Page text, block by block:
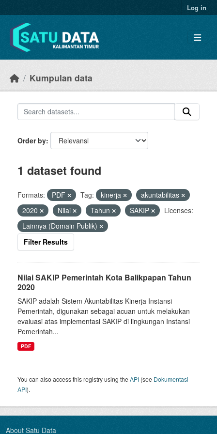
Log in
Kumpulan data
Order by
1 dataset found
Formats: PDF Tag: kinerja
akuntabilitas
2020
Nilai Tahun SAKIP
Licenses:
Lainnya (Domain Publik)
Filter Results
Nilai SAKIP Pemerintah Kota Balikpapan Tahun
2020
SAKIP adalah Sistem Akuntabilitas Kinerja Instansi
Pemerintah, digunakan sebagai acuan untuk melakukan
evaluasi atas implementasi SAKIP di lingkungan Instansi
Pemerintah...
PDF
You can also access this registry using theAPI (see Dokumentasi
API).
About Satu Data